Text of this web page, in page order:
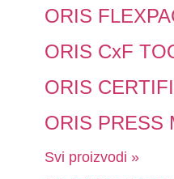
ORIS
ORIS CxF
ORIS
ORIS PRESS
Svi proizvodi »